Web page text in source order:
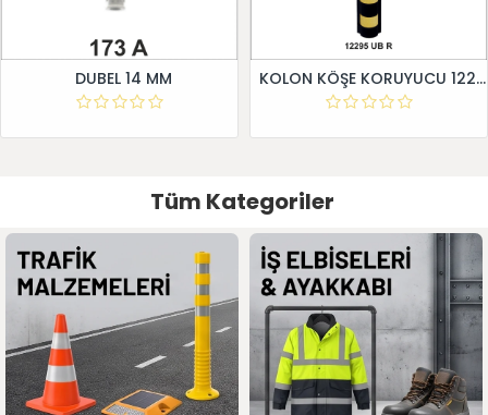
DUBEL 14 MM KOLON KÖŞE KORUYUCU 12295 UB R
Tüm Kategoriler